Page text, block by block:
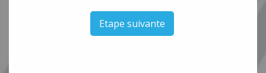
Etape suivante